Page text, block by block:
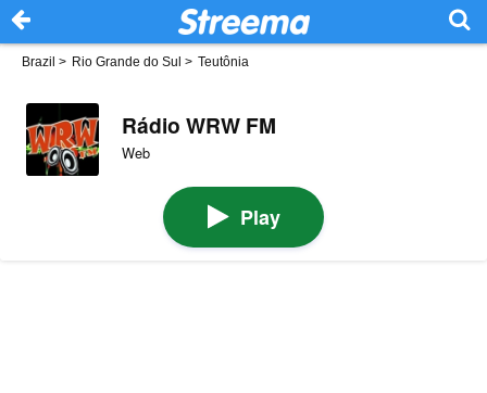
Brazil > Rio Grande do Sul > Teutônia
Rádio WRW FM
Web
Play